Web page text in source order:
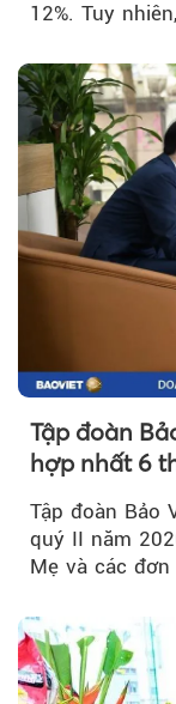
12%. Tuy
Tập đoàn
hợp nhất 6
Tập đoàn Bảo
quý II năm
Mẹ và các